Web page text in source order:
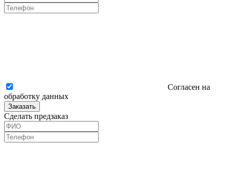
Согласен на
обработку данных
Заказать
Сделать предзаказ